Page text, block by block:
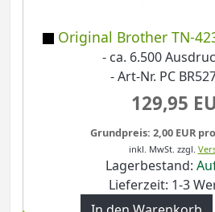
Original Brother TN-
- ca. 6.500
- Art-Nr. PC
129,95
Grundpreis: 2,00 EUR
inkl. MwSt. zzgl.
Lagerbestand:
Lieferzeit: 1-3